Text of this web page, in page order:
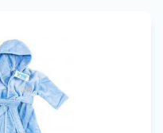
Vind uw VIB®-Dealer
VIB®-Dealer worden